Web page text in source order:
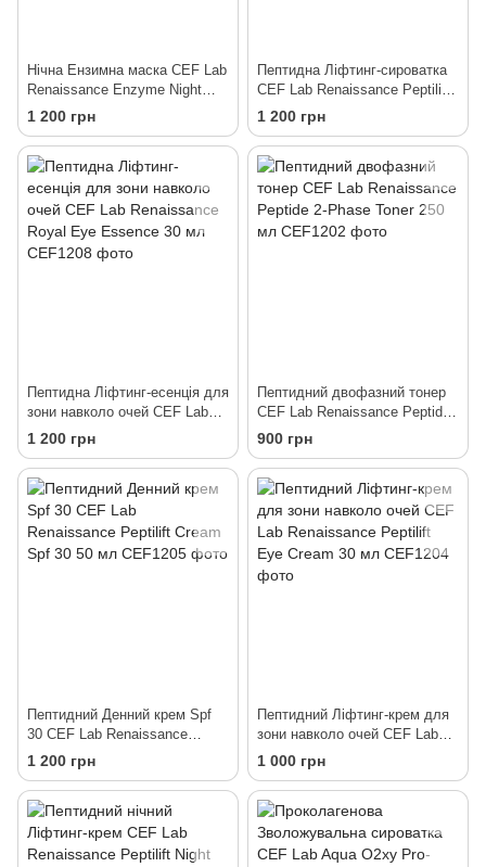
Нічна Ензимна маска CEF Lab
Renaissance Enzyme Night
Mask 50 мл
1 200 грн
Пептидна Ліфтинг-сироватка
CEF Lab Renaissance Peptilift
Expert Serum 30 мл
1 200 грн
Пептидна Ліфтинг-есенція для
зони навколо очей CEF Lab
Renaissance Royal Eye
Essence 30 мл
1 200 грн
Пептидний двофазний тонер
CEF Lab Renaissance Peptide
2-Phase Toner 250 мл
900 грн
Пептидний Денний крем Spf
30 CEF Lab Renaissance
Peptilift Cream Spf 30 50 мл
1 200 грн
Пептидний Ліфтинг-крем для
зони навколо очей CEF Lab
Renaissance Peptilift Eye
Cream 30 мл
1 000 грн